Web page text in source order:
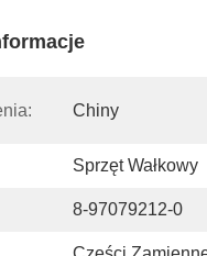
Chiny
Sprzęt Wałkowy
8-97079212-0